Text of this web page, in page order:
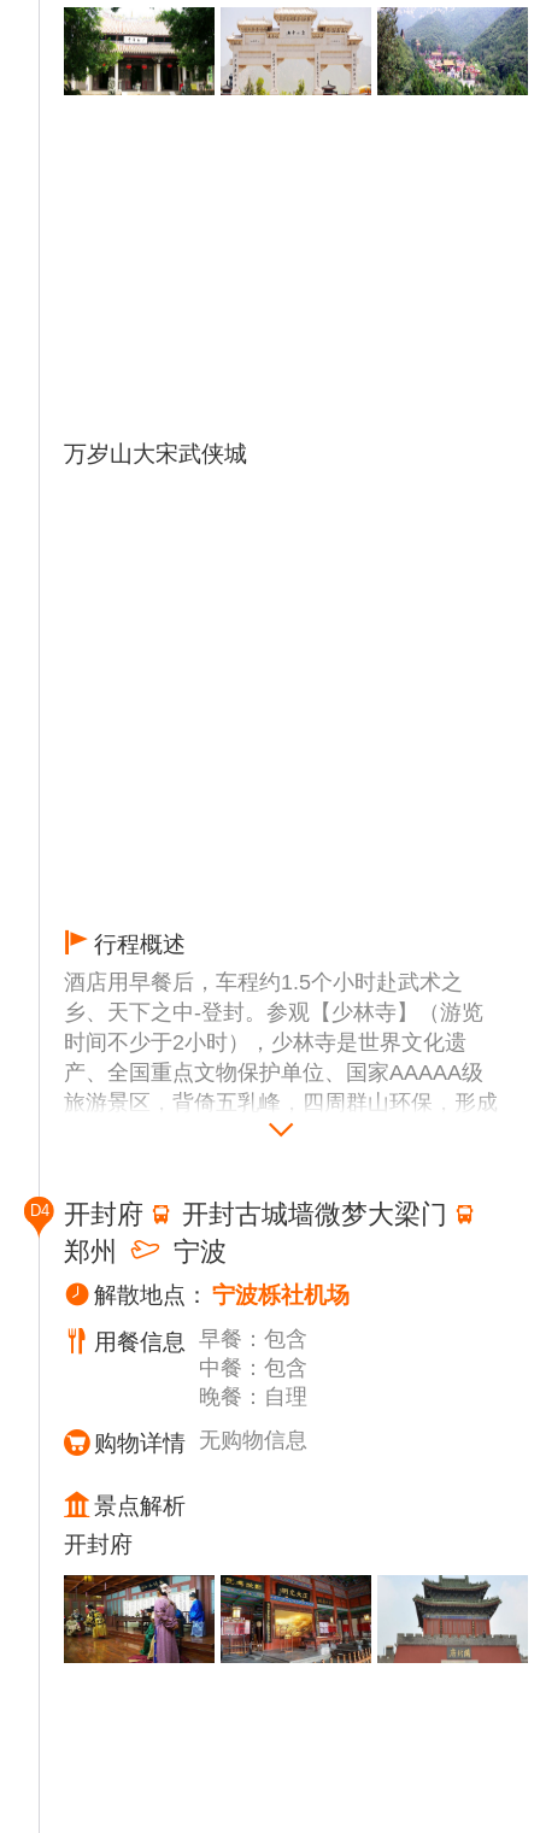
在，外有护城河一条，潺潺流水绵绵不绝，见
证了朝代的更迭，也 见证了繁荣衰退。整个
丽景门景区由城门楼、瓮城、箭楼、城墙和丽
要庆典和外交活动。应天门是隋唐时期政治、
经济、文化活动的重要发生地，是洛阳历史和
万岁山大宋武侠城
行程概述
酒店用早餐后，车程约1.5个小时赴武术之
乡、天下之中-登封。参观【少林寺】（游览
时间不少于2小时），少林寺是世界文化遗
产、全国重点文物保护单位、国家AAAAA级
旅游景区，背倚五乳峰，四周群山环保，形成
了得天独厚的自然屏障。少林寺始建于北魏太
——【塔林】【观赏精彩的武术表演】温馨提
示：（随缘参观武术表演，因受其他因素，未
赶上定点段表演将直参观其它部分）。
中餐特意安排品尝当地特色<登封芝麻盖烧饼
>，下午乘车前往八朝古都——开封（车程约
2.5小时左右），参观【万岁山·大宋武侠城】
（白天+夜游）万岁山武侠城位于风景秀丽的
万岁山脚下，占地面积广阔。它不仅是一处
备注：最终节目以景区当天演出为准，每日节
目单可以关注万岁山武侠城公众号查看当天节
目表，景区也推出了一些《侠女飞天》《斗鸡
表演》《猴戏表演》等民间民俗表演，NPC
全景互动沉浸式体验武侠世界《大武侠城》。
结束后前往酒店休息。
D4 开封府
开封古城墙微梦大梁门
郑州
宁波
解散地点： 宁波栎社机场
用餐信息
早餐：包含
中餐：包含
晚餐：自理
购物详情 无购物信息
景点解析
开封府